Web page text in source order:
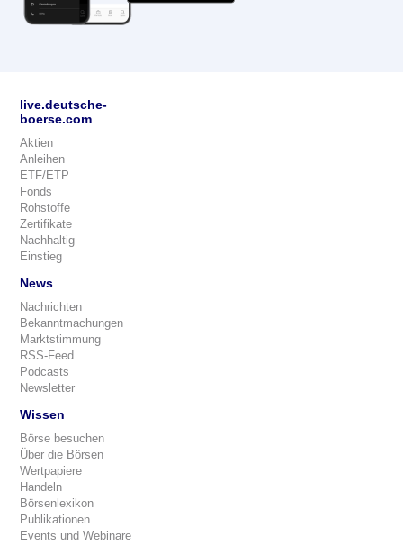
live.deutsche-
boerse.com
Aktien
Anleihen
ETF/ETP
Fonds
Rohstoffe
Zertifikate
Nachhaltig
Einstieg
News
Nachrichten
Bekanntmachungen
Marktstimmung
RSS-Feed
Podcasts
Newsletter
Wissen
Börse besuchen
Über die Börsen
Wertpapiere
Handeln
Börsenlexikon
Publikationen
Events und Webinare